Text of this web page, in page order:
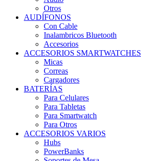
Otros
AUDÍFONOS
Con Cable
Inalambricos Bluetooth
Accesorios
ACCESORIOS SMARTWATCHES
Micas
Correas
Cargadores
BATERÍAS
Para Celulares
Para Tabletas
Para Smartwatch
Para Otros
ACCESORIOS VARIOS
Hubs
PowerBanks